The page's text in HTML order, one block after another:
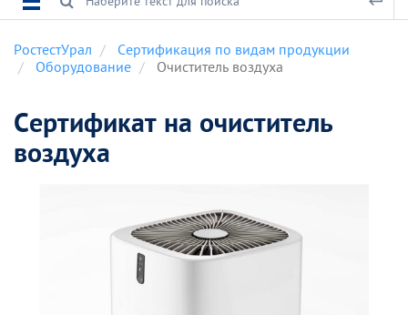
РостестУрал
Сертификация по видам продукции
Оборудование
Очиститель воздуха
Сертификат на очиститель
воздуха